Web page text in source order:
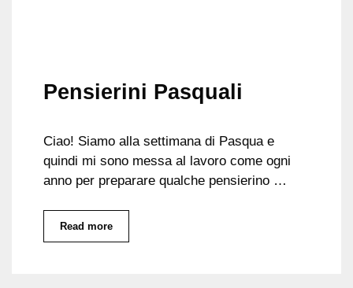
Pensierini Pasquali
Ciao! Siamo alla settimana di Pasqua e
quindi mi sono messa al lavoro come ogni
anno per preparare qualche pensierino …
Read more